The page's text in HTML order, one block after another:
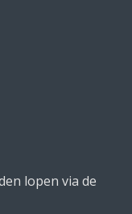
lopen via de